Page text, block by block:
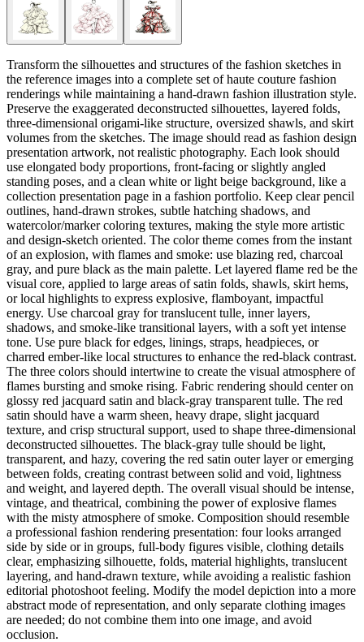
Transform the silhouettes and structures of the fashion sketches in
the reference images into a complete set of haute couture fashion
renderings while maintaining a hand-drawn fashion illustration style.
Preserve the exaggerated deconstructed silhouettes, layered folds,
three-dimensional origami-like structure, oversized shawls, and skirt
volumes from the sketches. The image should read as fashion design
presentation artwork, not realistic photography. Each look should
use elongated body proportions, front-facing or slightly angled
standing poses, and a clean white or light beige background, like a
collection presentation page in a fashion portfolio. Keep clear pencil
outlines, hand-drawn strokes, subtle hatching shadows, and
watercolor/marker coloring textures, making the style more artistic
and design-sketch oriented. The color theme comes from the instant
of an explosion, with flames and smoke: use blazing red, charcoal
gray, and pure black as the main palette. Let layered flame red be the
visual core, applied to large areas of satin folds, shawls, skirt hems,
or local highlights to express explosive, flamboyant, impactful
energy. Use charcoal gray for translucent tulle, inner layers,
shadows, and smoke-like transitional layers, with a soft yet intense
tone. Use pure black for edges, linings, straps, headpieces, or
charred ember-like local structures to enhance the red-black contrast.
The three colors should intertwine to create the visual atmosphere of
flames bursting and smoke rising. Fabric rendering should center on
glossy red jacquard satin and black-gray transparent tulle. The red
satin should have a warm sheen, heavy drape, slight jacquard
texture, and crisp structural support, used to shape three-dimensional
deconstructed silhouettes. The black-gray tulle should be light,
transparent, and hazy, covering the red satin outer layer or emerging
between folds, creating contrast between solid and void, lightness
and weight, and layered depth. The overall visual should be intense,
vintage, and theatrical, combining the power of explosive flames
with the misty atmosphere of smoke. Composition should resemble
a professional fashion rendering presentation: four looks arranged
side by side or in groups, full-body figures visible, clothing details
clear, emphasizing silhouette, folds, material highlights, translucent
layering, and hand-drawn texture, while avoiding a realistic fashion
editorial photoshoot feeling. Modify the model depiction into a more
abstract mode of representation, and only separate clothing images
are needed; do not combine them into one image, and avoid
occlusion.